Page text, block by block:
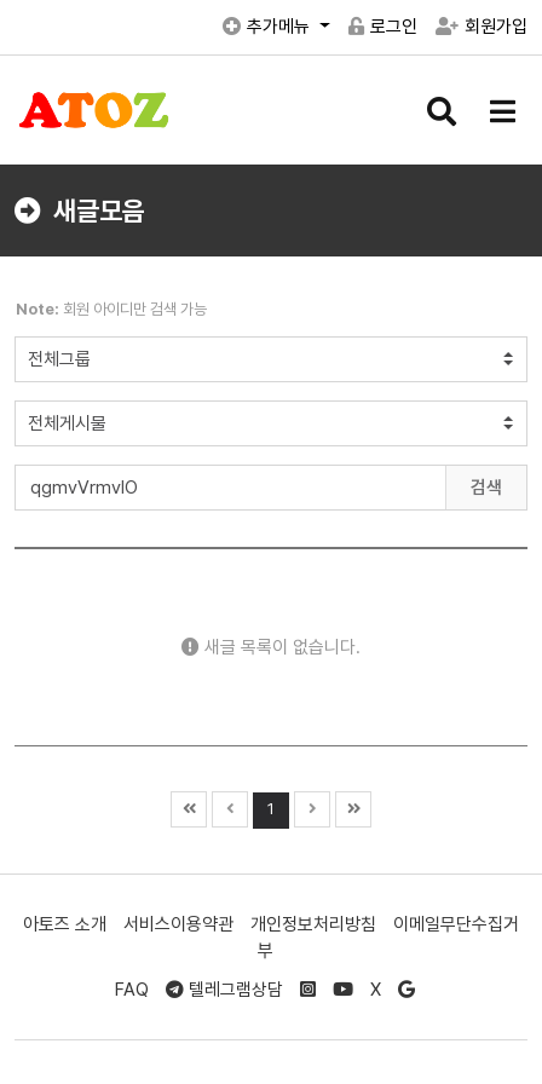
추가메뉴 로그인 회원가입
검
버
메
버
새글모음
Note: 회원 아이디만 검색 가능
검색
새글 목록이 없습니다.
1
아토즈 소개 서비스이용약관 개인정보처리방침
이메일무단수집거
부
FAQ
텔레그램상담 X